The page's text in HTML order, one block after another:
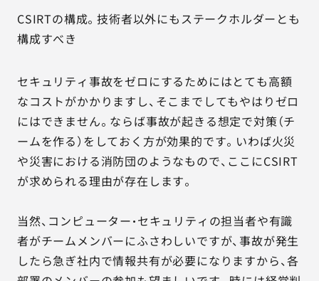
CSIRTの構成。技術者以外にもステークホルダーとも
構成すべき
セキュリティ事故をゼロにするためにはとても高額
なコストがかかりますし、そこまでしてもやはりゼロ
にはできません。ならば事故が起きる想定で対策（チ
ームを作る）をしておく方が効果的です。いわば火災
や災害における消防団のようなもので、ここにCSIRT
が求められる理由が存在します。
当然、コンピューター・セキュリティの担当者や有識
者がチームメンバーにふさわしいですが、事故が発生
したら急ぎ社内で情報共有が必要になりますから、各